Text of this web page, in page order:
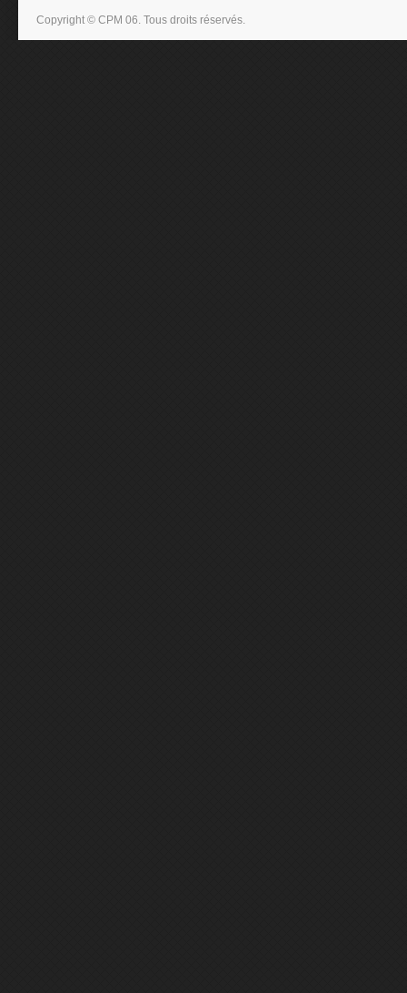
Copyright © CPM 06. Tous droits réservés.